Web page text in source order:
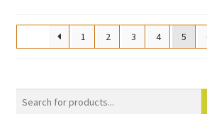
1
2 3 4 5